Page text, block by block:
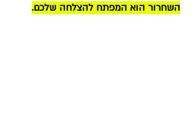
השחרור הוא המפתח להצלחה שלכם.